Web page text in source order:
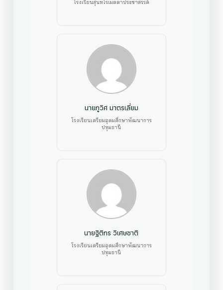
โรงเรียนสุนทโรเมตตาประชาสรรค์
นายภูวิศ มาตรเลี่ยม
โรงเรียนเตรียมอุดมศึกษาพัฒนาการ
ปทุมธานี
นายฐิติกร วิเศษชาติ
โรงเรียนเตรียมอุดมศึกษาพัฒนาการ
ปทุมธานี